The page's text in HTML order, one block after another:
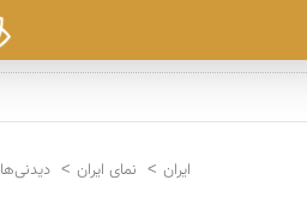
ایران نمای ایران